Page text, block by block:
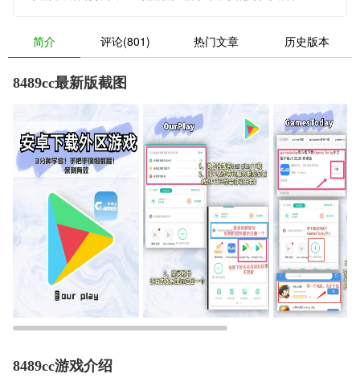
简介 评论(801) 热门文章 历史版本
8489cc最新版截图
8489cc游戏介绍